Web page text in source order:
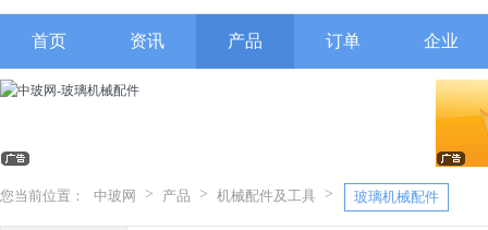
首页 资讯 产品 订单 企业
您当前位置： 中玻网 > 产品 > 机械配件及工具 > 玻璃机械配件